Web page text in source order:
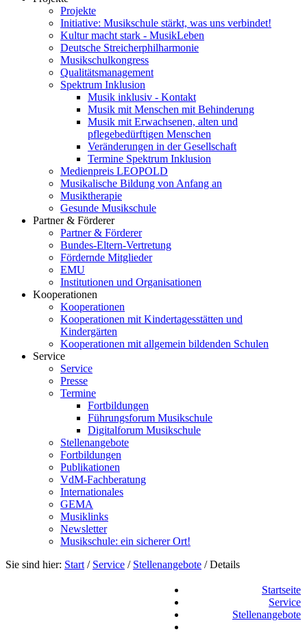
Projekte
Initiative: Musikschule stärkt, was uns verbindet!
Kultur macht stark - MusikLeben
Deutsche Streicherphilharmonie
Musikschulkongress
Qualitätsmanagement
Spektrum Inklusion
Musik inklusiv - Kontakt
Musik mit Menschen mit Behinderung
Musik mit Erwachsenen, alten und
pflegebedürftigen Menschen
Veränderungen in der Gesellschaft
Termine Spektrum Inklusion
Medienpreis LEOPOLD
Musikalische Bildung von Anfang an
Musiktherapie
Gesunde Musikschule
Partner & Förderer
Partner & Förderer
Bundes-Eltern-Vertretung
Fördernde Mitglieder
EMU
Institutionen und Organisationen
Kooperationen
Kooperationen
Kooperationen mit Kindertagesstätten und
Kindergärten
Kooperationen mit allgemein bildenden Schulen
Service
Service
Presse
Termine
Fortbildungen
Führungsforum Musikschule
Digitalforum Musikschule
Stellenangebote
Fortbildungen
Publikationen
VdM-Fachberatung
Internationales
GEMA
Musiklinks
Newsletter
Musikschule: ein sicherer Ort!
Sie sind hier: Start / Service / Stellenangebote /Details
Startseite
Service
Stellenangebote